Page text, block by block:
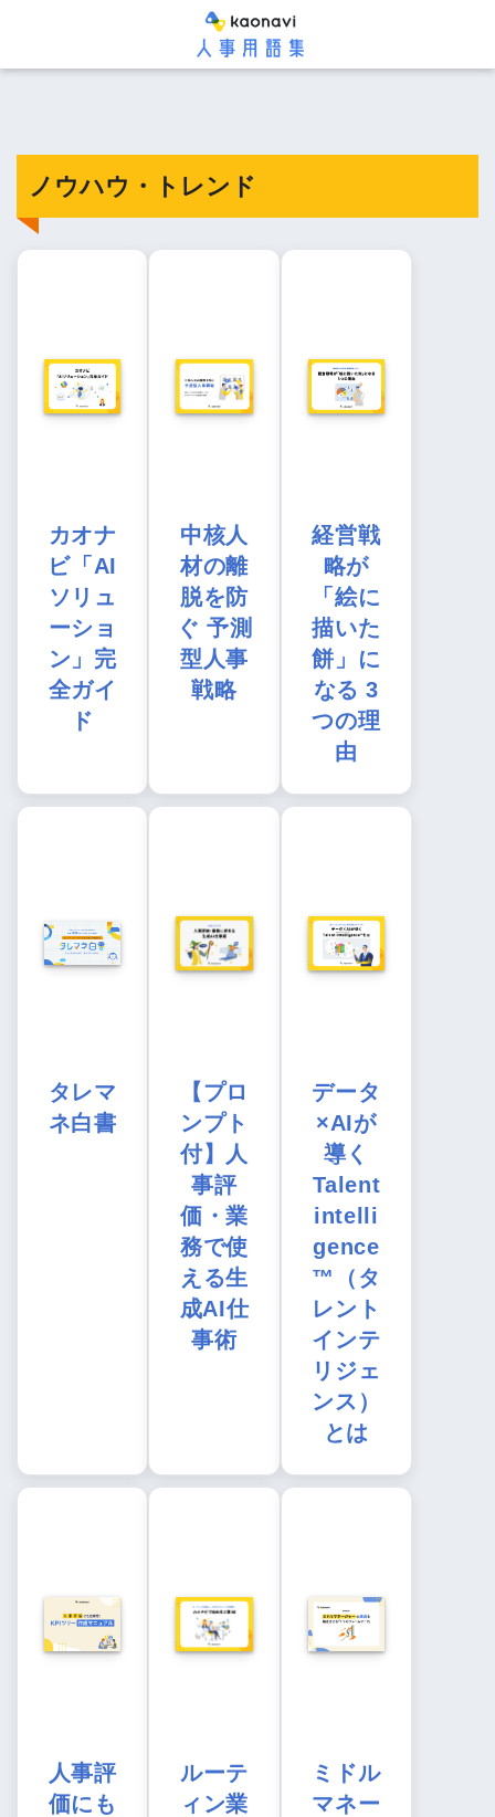
ノウハウ・トレンド
カオナ
ビ「AI
ソリュ
ーショ
ン」完
全ガイ
ド
中核人
材の離
脱を防
ぐ 予測
型人事
戦略
経営戦
略が
「絵に
描いた
餅」に
なる 3
つの理
由
タレマ
ネ白書
【プロ
ンプト
付】人
事評
価・業
務で使
える生
成AI仕
事術
データ
×AIが
導く
Talent
intelli
gence
™（タ
レント
インテ
リジェ
ンス）
とは
人事評
価にも
ルーテ
ィン業
ミドル
マネー